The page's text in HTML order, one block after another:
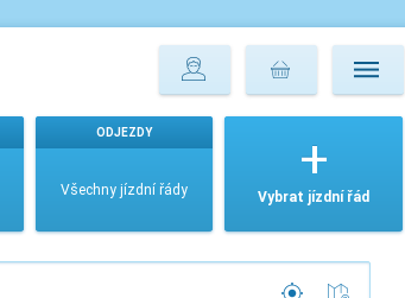
ODJEZDY
Všechny jízdní řády Vybrat jízdní řád